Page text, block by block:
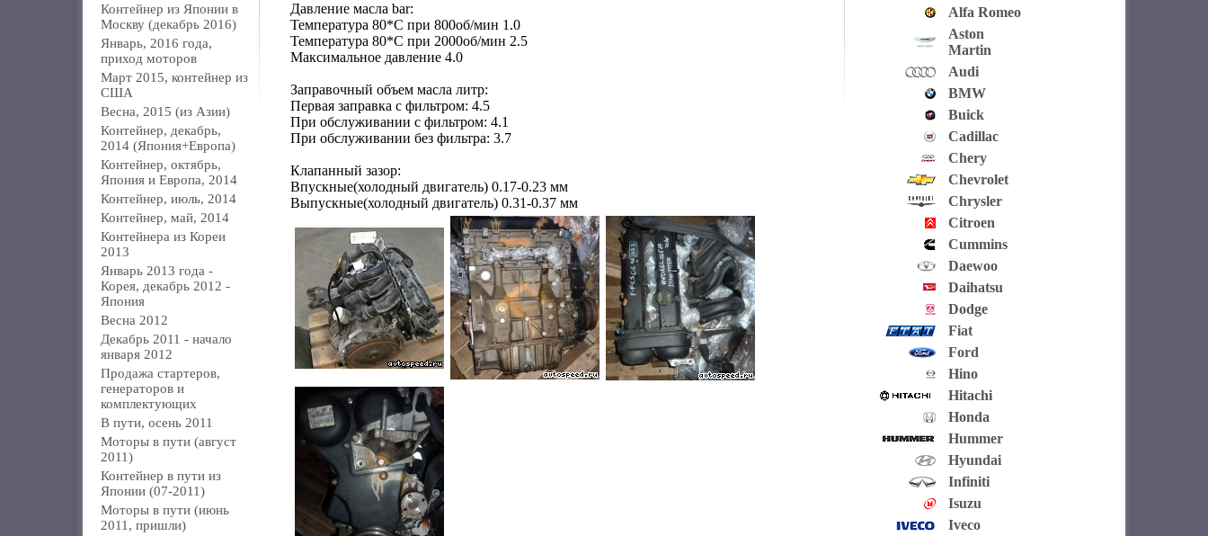
Контейнер из Японии в
Москву (декабрь 2016)
Январь, 2016 года,
приход моторов
Март 2015, контейнер из
США
Весна, 2015 (из Азии)
Контейнер, декабрь,
2014 (Япония+Европа)
Контейнер, октябрь,
Япония и Европа, 2014
Контейнер, июль, 2014
Контейнер, май, 2014
Контейнера из Кореи
2013
Январь 2013 года -
Корея, декабрь 2012 -
Япония
Весна 2012
Декабрь 2011 - начало
января 2012
Продажа стартеров,
генераторов и
комплектующих
В пути, осень 2011
Моторы в пути (август
2011)
Контейнер в пути из
Японии (07-2011)
Моторы в пути (июнь
2011, пришли)
Давление масла bar:
Температура 80*С при 800об/мин 1.0
Температура 80*С при 2000об/мин 2.5
Максимальное давление 4.0
Заправочный объем масла литр:
Первая заправка с фильтром: 4.5
При обслуживании с фильтром: 4.1
При обслуживании без фильтра: 3.7
Клапанный зазор:
Впускные(холодный двигатель) 0.17-0.23 мм
Выпускные(холодный двигатель) 0.31-0.37 мм
Alfa Romeo
Aston
Martin
Audi
BMW
Buick
Cadillac
Chery
Chevrolet
Chrysler
Citroen
Cummins
Daewoo
Daihatsu
Dodge
Fiat
Ford
Hino
Hitachi
Honda
Hummer
Hyundai
Infiniti
Isuzu
Iveco